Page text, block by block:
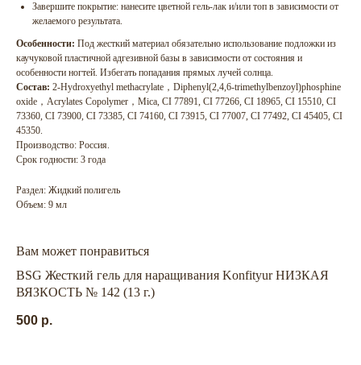
Завершите покрытие: нанесите цветной гель-лак и/или топ в зависимости от
желаемого результата.
Особенности: Под жесткий материал обязательно использование подложки из
каучуковой пластичной адгезивной базы в зависимости от состояния и
особенности ногтей. Избегать попадания прямых лучей солнца.
Состав: 2-Hydroxyethyl methacrylate，Diphenyl(2,4,6-trimethylbenzoyl)phosphine
oxide，Acrylates Copolymer，Mica, CI 77891, CI 77266, CI 18965, CI 15510, CI
73360, CI 73900, CI 73385, CI 74160, CI 73915, CI 77007, CI 77492, CI 45405, CI
45350.
Производство: Россия.
Срок годности: 3 года
Раздел: Жидкий полигель
Объем: 9 мл
Вам может понравиться
BSG Жесткий гель для наращивания Konfityur НИЗКАЯ
ВЯЗКОСТЬ № 142 (13 г.)
500 р.
КОНТАКТЫ
БРЕНДЫ
ГЛАВНАЯ